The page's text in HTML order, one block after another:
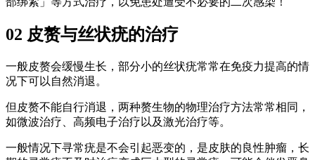
02 皮赘与丝状疣的治疗
一般皮赘会缓慢生长，部分小的丝状疣常常在免疫力提高的情
况下可以自然消退。
但皮赘不能自行消退，两种赘生物的物理治疗方法常常相同，
如微波治疗、高频电子治疗以及激光治疗等。
一般情况下寻常疣是不会引起恶变的，是皮肤的良性肿瘤，长